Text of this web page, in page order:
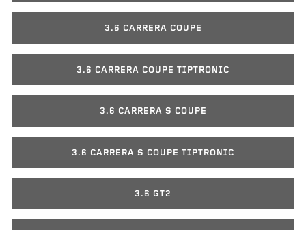
3.6 CARRERA COUPE
3.6 CARRERA COUPE TIPTRONIC
3.6 CARRERA S COUPE
3.6 CARRERA S COUPE TIPTRONIC
3.6 GT2